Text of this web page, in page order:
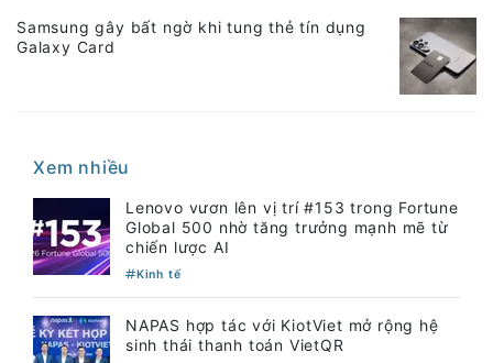
Samsung gây bất ngờ khi tung thẻ tín dụng
Galaxy Card
Xem nhiều
Lenovo vươn lên vị trí #153 trong Fortune
Global 500 nhờ tăng trưởng mạnh mẽ từ
chiến lược AI
Kinh tế
NAPAS hợp tác với KiotViet mở rộng hệ
sinh thái thanh toán VietQR